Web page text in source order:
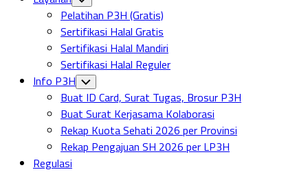
Child
Menu
Pelatihan P3H (Gratis)
Sertifikasi Halal Gratis
Sertifikasi Halal Mandiri
Sertifikasi Halal Reguler
Info P3H Toggle
Child
Menu
Buat ID Card, Surat Tugas, Brosur P3H
Buat Surat Kerjasama Kolaborasi
Rekap Kuota Sehati 2026 per Provinsi
Rekap Pengajuan SH 2026 per LP3H
Regulasi